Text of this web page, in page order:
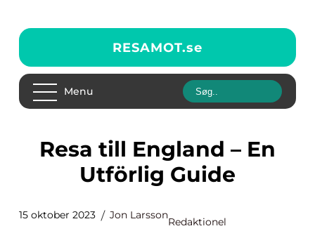
RESAMOT.se
Menu
Resa till England – En
Utförlig Guide
15 oktober 2023 Jon Larsson
Redaktionel